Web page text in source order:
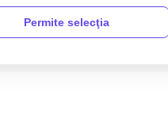
Permite selecţia